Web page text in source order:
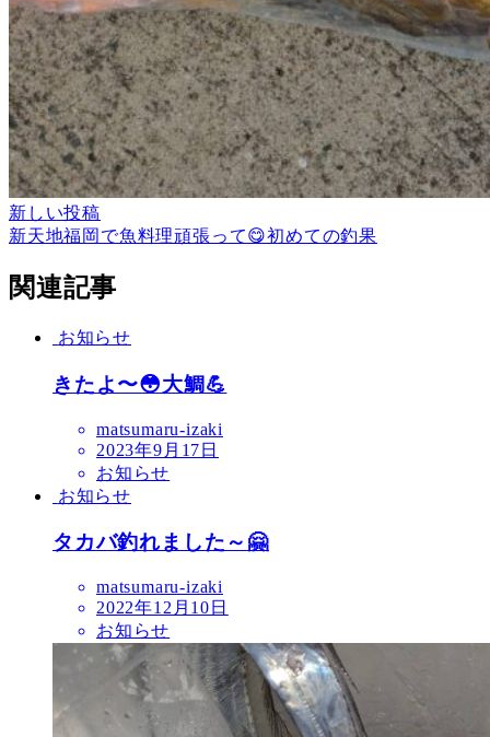
新しい投稿
新天地福岡で魚料理頑張って😋初めての釣果
関連記事
お知らせ
きたよ〜😳大鯛💪
matsumaru-izaki
2023年9月17日
お知らせ
お知らせ
タカバ釣れました～🤗
matsumaru-izaki
2022年12月10日
お知らせ